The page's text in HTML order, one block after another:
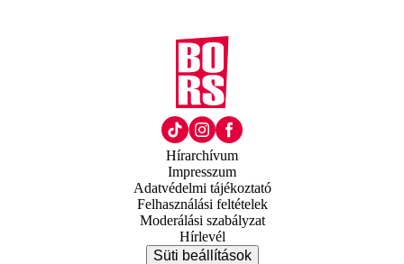
Hírarchívum
Impresszum
Adatvédelmi tájékoztató
Felhasználási feltételek
Moderálási szabályzat
Hírlevél
Süti beállítások